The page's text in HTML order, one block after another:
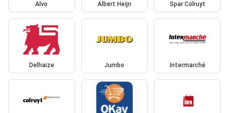
Alvo Albert Heijn Spar Colruyt
Delhaize Jumbo Intermarché